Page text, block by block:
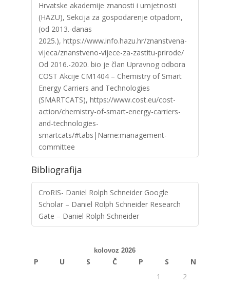
Hrvatske akademije znanosti i umjetnosti
(HAZU), Sekcija za gospodarenje otpadom,
(od 2013.-danas
2025.), https://www.info.hazu.hr/znanstvena-
vijeca/znanstveno-vijece-za-zastitu-prirode/
Od 2016.-2020. bio je član Upravnog odbora
COST Akcije CM1404 – Chemistry of Smart
Energy Carriers and Technologies
(SMARTCATS), https://www.cost.eu/cost-
action/chemistry-of-smart-energy-carriers-
and-technologies-
smartcats/#tabs|Name:management-
committee
Bibliografija
CroRIS- Daniel Rolph Schneider Google
Scholar – Daniel Rolph Schneider Research
Gate – Daniel Rolph Schneider
kolovoz 2026
P U S Č P S
N
1
2